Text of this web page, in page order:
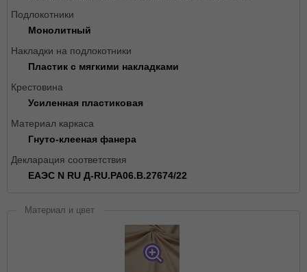
Подлокотники
Монолитный
Накладки на подлокотники
Пластик с мягкими накладками
Крестовина
Усиленная пластиковая
Материал каркаса
Гнуто-клееная фанера
Декларация соответствия
ЕАЭС N RU Д-RU.РА06.В.27674/22
Материал и цвет